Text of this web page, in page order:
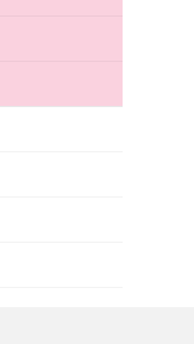
Završi